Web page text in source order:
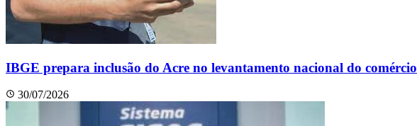
IBGE prepara inclusão do Acre no levantamento nacional do comércio
30/07/2026